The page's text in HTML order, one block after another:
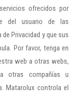
ofrecidos por
del usuario de las
Privacidad y que sus
Por favor, tenga en
web a otras webs,
otras compañías u
Matarolux controla el